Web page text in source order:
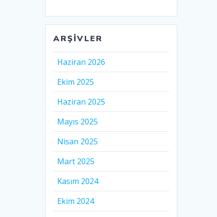
ARŞIVLER
Haziran 2026
Ekim 2025
Haziran 2025
Mayıs 2025
Nisan 2025
Mart 2025
Kasım 2024
Ekim 2024